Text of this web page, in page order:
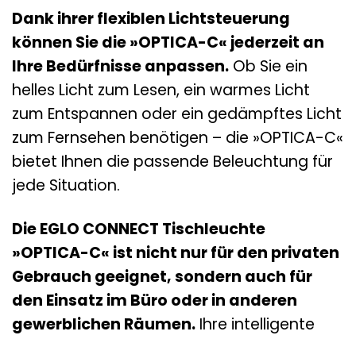
Dank ihrer flexiblen Lichtsteuerung
können Sie die »OPTICA-C« jederzeit an
Ihre Bedürfnisse anpassen. Ob Sie ein
helles Licht zum Lesen, ein warmes Licht
zum Entspannen oder ein gedämpftes Licht
zum Fernsehen benötigen – die »OPTICA-C«
bietet Ihnen die passende Beleuchtung für
jede Situation.
Die EGLO CONNECT Tischleuchte
»OPTICA-C« ist nicht nur für den privaten
Gebrauch geeignet, sondern auch für
den Einsatz im Büro oder in anderen
gewerblichen Räumen. Ihre intelligente